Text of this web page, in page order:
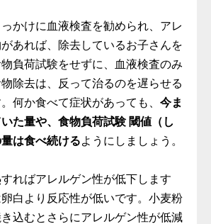
かけに血液検査を勧められ、アレ
あれば、除去しているお子さんを
負荷試験をせずに、血液検査のみ
除去は、反って治るのを遅らせる
何か食べて症状があっても、 今ま
た量や、食物負荷試験 閾値（し
は食べ続けるようにしましょう。
ればアレルゲン性が低下します
白より反応性が低いです。小麦粉
込むとさらにアレルゲン性が低減